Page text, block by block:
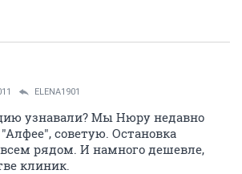
ELENA1901
узнавали? Мы Нюру недавно
советую. Остановка
рядом. И намного дешевле,
клиник.